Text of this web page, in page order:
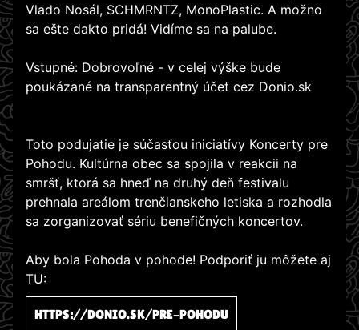
Vlado Nosál, SCHMRNTZ, MonoPlastic. A možno
sa ešte dakto pridá! Vidíme sa na palube.
Vstupné: Dobrovoľné - v celej výške bude
poukázané na transparentný účet cez Donio.sk
Toto podujatie je súčasťou iniciatívy Koncerty pre
Pohodu. Kultúrna obec sa spojila v reakcii na
smršť, ktorá sa hneď na druhý deň festivalu
prehnala areálom trenčianskeho letiska a rozhodla
sa zorganizovať sériu benefičných koncertov.
Aby bola Pohoda v pohode! Podporiť ju môžete aj
TU:
HTTPS://DONIO.SK/PRE-POHODU